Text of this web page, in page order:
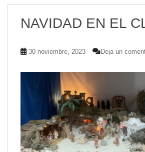
NAVIDAD EN EL
30 noviembre, 2023 Deja un